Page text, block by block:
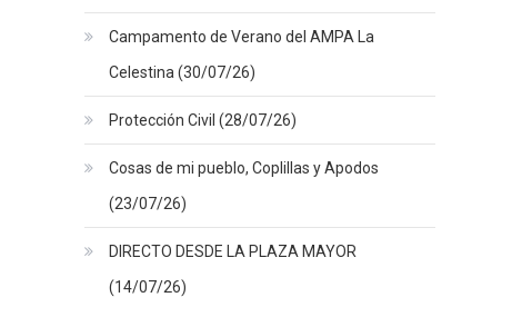
Campamento de Verano del AMPA La
Celestina (30/07/26)
Protección Civil (28/07/26)
Cosas de mi pueblo, Coplillas y Apodos
(23/07/26)
DIRECTO DESDE LA PLAZA MAYOR
(14/07/26)